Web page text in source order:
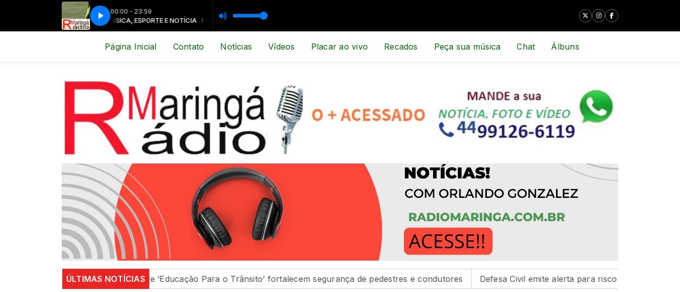
00:00 - 23:59
MÚSICA, ESPORTE E NOTÍCIA MÚSICA, ESPORTE E NOTÍCIA
Página Inicial Contato Notícias Vídeos Placar ao vivo Recados Peça sua música Chat Álbuns
ÚLTIMAS NOTÍCIAS
Em Maringá, ações de ‘Educação Para o Trânsito’ fortalecem segurança de pedestres e condutores Defesa Civil emite alerta para risco de tempestades na